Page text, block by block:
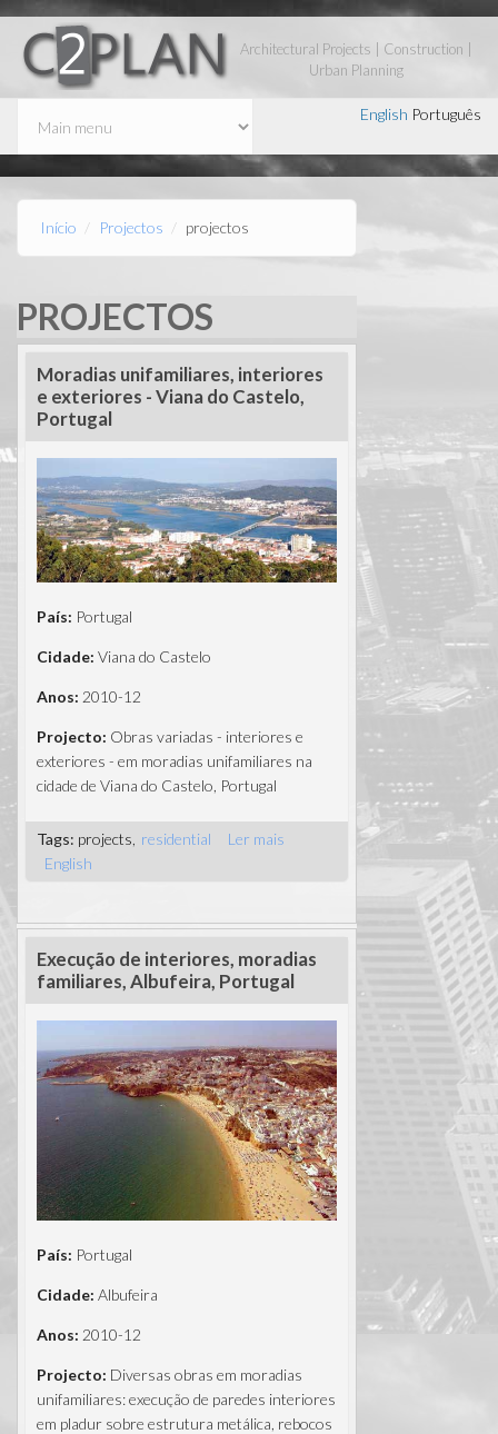
Passar para o conteúdo principal
Architectural Projects | Construction |
Urban Planning
English Português
Início Projectos projectos
PROJECTOS
Moradias unifamiliares, interiores
e exteriores - Viana do Castelo,
Portugal
País: Portugal
Cidade: Viana do Castelo
Anos: 2010-12
Projecto: Obras variadas - interiores e
exteriores - em moradias unifamiliares na
cidade de Viana do Castelo, Portugal
Tags: projects residential Ler mais
Viana do
Castelo,
English
Execução de interiores, moradias
familiares, Albufeira, Portugal
País: Portugal
Cidade: Albufeira
Anos: 2010-12
Projecto: Diversas obras em moradias
unifamiliares: execução de paredes interiores
em pladur sobre estrutura metálica, rebocos